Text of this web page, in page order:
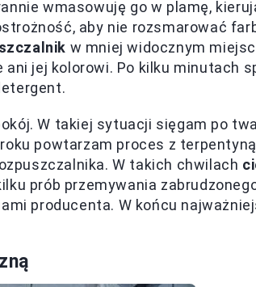
wmasowuję go w plamę,
aby nie rozsmarować
w mniej widocznym
jej kolorowi. Po kilku minutach
W takiej sytuacji sięgam po
powtarzam proces z
W takich chwilach
prób przemywania
producenta. W końcu